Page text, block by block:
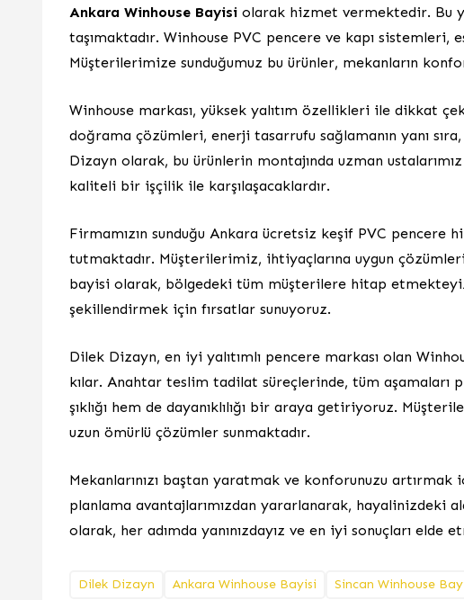
Ankara Winhouse Bayisi olarak hizmet vermektedir. Bu
taşımaktadır. Winhouse PVC pencere ve kapı sistemleri,
Müşterilerimize sunduğumuz bu ürünler, mekanların
Winhouse markası, yüksek yalıtım özellikleri ile dikkat
doğrama çözümleri, enerji tasarrufu sağlamanın yanı
Dizayn olarak, bu ürünlerin montajında uzman
kaliteli bir işçilik ile karşılaşacaklardır.
Firmamızın sunduğu Ankara ücretsiz keşif PVC
tutmaktadır. Müşterilerimiz, ihtiyaçlarına uygun
bayisi olarak, bölgedeki tüm müşterilere hitap
şekillendirmek için fırsatlar sunuyoruz.
Dilek Dizayn, en iyi yalıtımlı pencere markası olan
kılar. Anahtar teslim tadilat süreçlerinde, tüm
şıklığı hem de dayanıklılığı bir araya getiriyoruz.
uzun ömürlü çözümler sunmaktadır.
Mekanlarınızı baştan yaratmak ve konforunuzu
planlama avantajlarımızdan yararlanarak, hayalinizdeki
olarak, her adımda yanınızdayız ve en iyi sonuçları elde
Dilek Dizayn Ankara Winhouse Bayisi Sincan Winhouse